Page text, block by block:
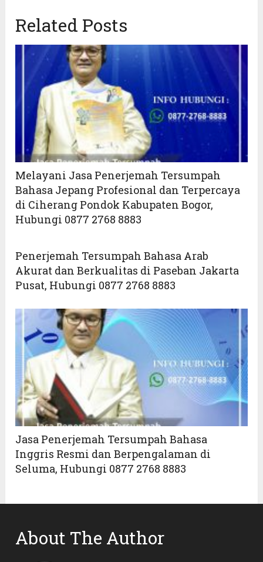
Related Posts
Melayani Jasa Penerjemah Tersumpah
Bahasa Jepang Profesional dan Terpercaya
di Ciherang Pondok Kabupaten Bogor,
Hubungi 0877 2768 8883
Penerjemah Tersumpah Bahasa Arab
Akurat dan Berkualitas di Paseban Jakarta
Pusat, Hubungi 0877 2768 8883
Jasa Penerjemah Tersumpah Bahasa
Inggris Resmi dan Berpengalaman di
Seluma, Hubungi 0877 2768 8883
About The Author